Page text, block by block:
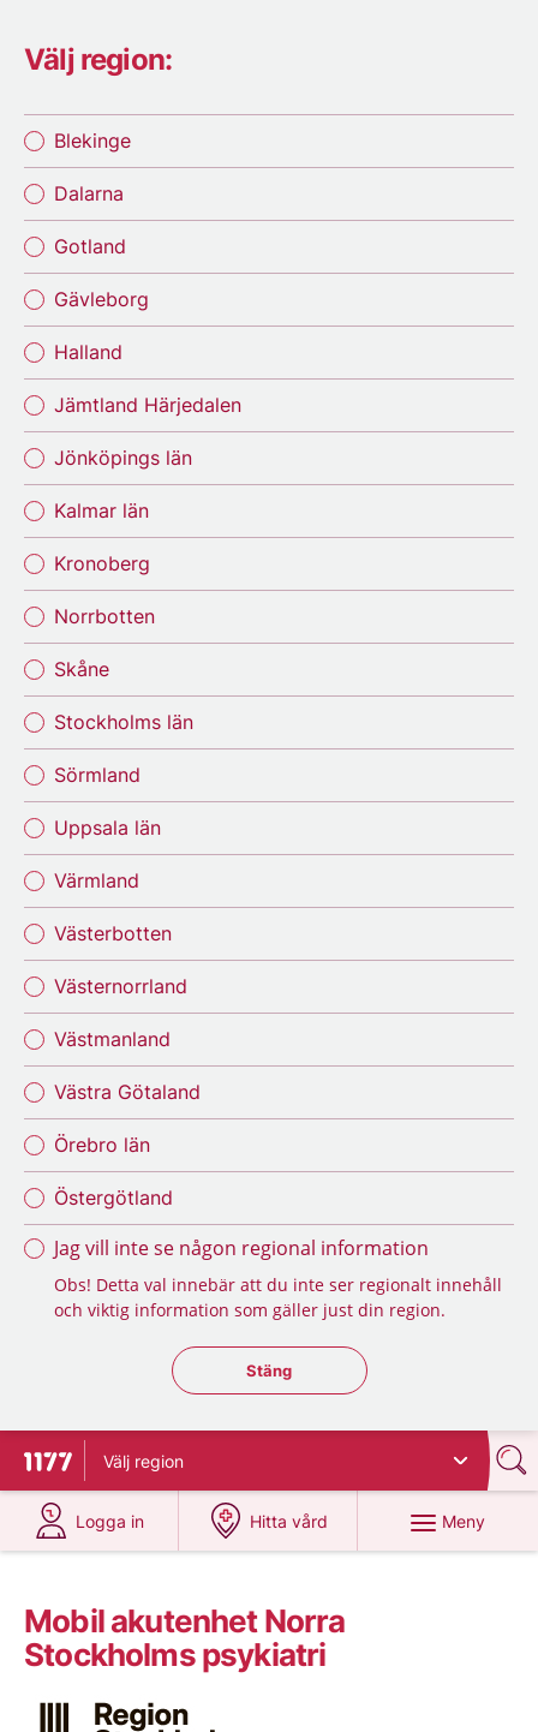
Välj region:
Blekinge
Dalarna
Gotland
Gävleborg
Halland
Jämtland Härjedalen
Jönköpings län
Kalmar län
Kronoberg
Norrbotten
Skåne
Stockholms län
Sörmland
Uppsala län
Värmland
Västerbotten
Västernorrland
Västmanland
Västra Götaland
Örebro län
Östergötland
Jag vill inte se någon regional information
Obs! Detta val innebär att du inte ser regionalt innehåll
och viktig information som gäller just din region.
Stäng regionsväljaren
Stäng
Till startsidan för 1177
Välj region
Logga in
på 1177.se
Hitta vård
på 1177.se
Meny
Mobil akutenhet Norra
Stockholms psykiatri